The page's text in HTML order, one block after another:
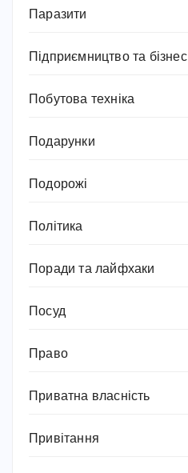
Паразити
Підприємництво та бізнес
Побутова техніка
Подарунки
Подорожі
Політика
Поради та лайфхаки
Посуд
Право
Приватна власність
Привітання